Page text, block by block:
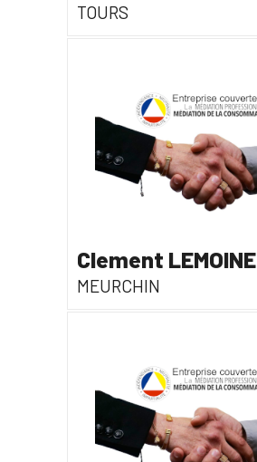
TOURS
Clement LEMOINE
MEURCHIN